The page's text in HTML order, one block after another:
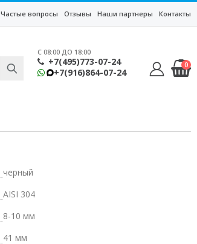
Частые вопросы Отзывы Наши партнеры Контакты
C 08:00 ДО 18:00
+7(495)773-07-24
+7(916)864-07-24
0
черный
AISI 304
8-10 мм
41 мм